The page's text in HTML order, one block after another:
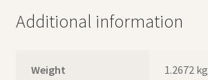
Additional information
Weight 1.2672 kg